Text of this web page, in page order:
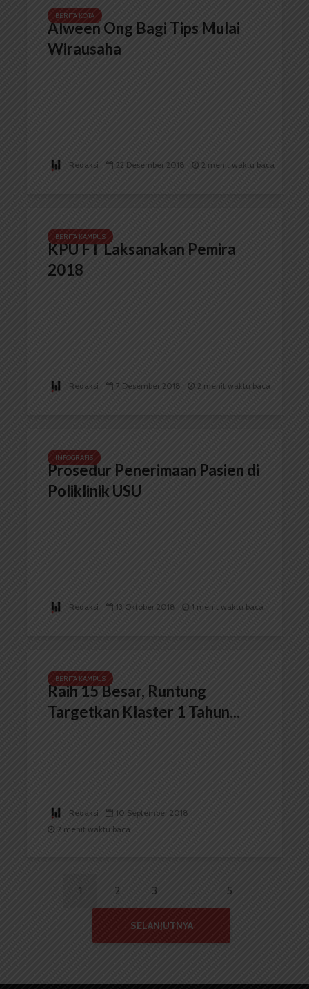
BERITA KOTA
Alween Ong Bagi Tips Mulai
Wirausaha
Redaksi 22 Desember 2018 2 menit waktu baca
BERITA KAMPUS
KPU FT Laksanakan Pemira
2018
Redaksi 7 Desember 2018 2 menit waktu baca
INFOGRAFIS
Prosedur Penerimaan Pasien di
Poliklinik USU
Redaksi 13 Oktober 2018 1 menit waktu baca
BERITA KAMPUS
Raih 15 Besar, Runtung
Targetkan Klaster 1 Tahun...
Redaksi
10 September 2018
2 menit waktu baca
1 2 3 … 5
SELANJUTNYA